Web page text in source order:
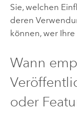
Sie, welchen
deren
können, wer
Wann
oder